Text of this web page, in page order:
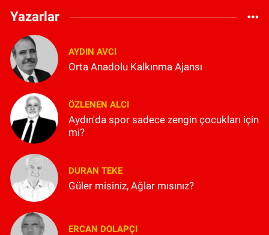
Yazarlar
AYDIN AVCI
Orta Anadolu Kalkınma Ajansı
ÖZLENEN ALCI
Aydın'da spor sadece zengin çocukları için
mi?
DURAN TEKE
Güler misiniz, Ağlar mısınız?
ERCAN DOLAPÇI